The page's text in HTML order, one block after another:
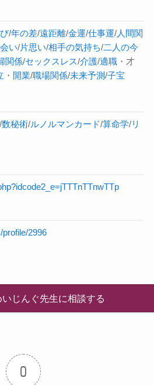
/年の差/遠距離/金運/仕事運/人間関
い/片思い/相手の気持ち/二人の今
関係/セックスレス/介護/適職・才
・ 開業/職場関係/未来予測/子宝
/数秘術/ルノルマンカード/算命学/リ
2996
いじんぐ先生に相談する
0